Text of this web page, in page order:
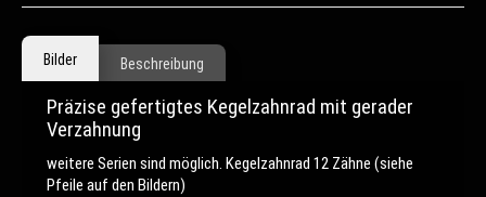
Bilder Beschreibung
Präzise gefertigtes Kegelzahnrad mit gerader
Verzahnung
weitere Serien sind möglich. Kegelzahnrad 12 Zähne (siehe
Pfeile auf den Bildern)